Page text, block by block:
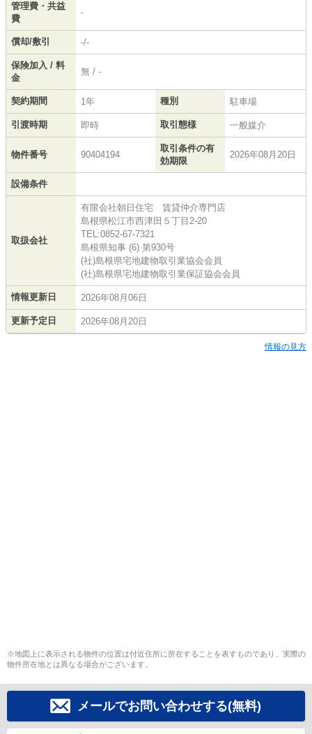
管理費・共益
費
-
償却/敷引 -/-
保険加入 / 料
金
無 / -
契約期間 1年 種別 駐車場
引渡時期 即時 取引態様 一般媒介
物件番号 90404194
取引条件の有
効期限
2026年08月20日
設備条件
取扱会社
有限会社朝日住宅 賃貸仲介専門店
島根県松江市西津田５丁目2-20
TEL:0852-67-7321
島根県知事 (6) 第930号
(社)島根県宅地建物取引業協会会員
(社)島根県宅地建物取引業保証協会会員
情報更新日 2026年08月06日
更新予定日 2026年08月20日
情報の見方
※地図上に表示される物件の位置は付近住所に所在することを表すものであり、実際の
物件所在地とは異なる場合がございます。
メールでお問い合わせする(無料)